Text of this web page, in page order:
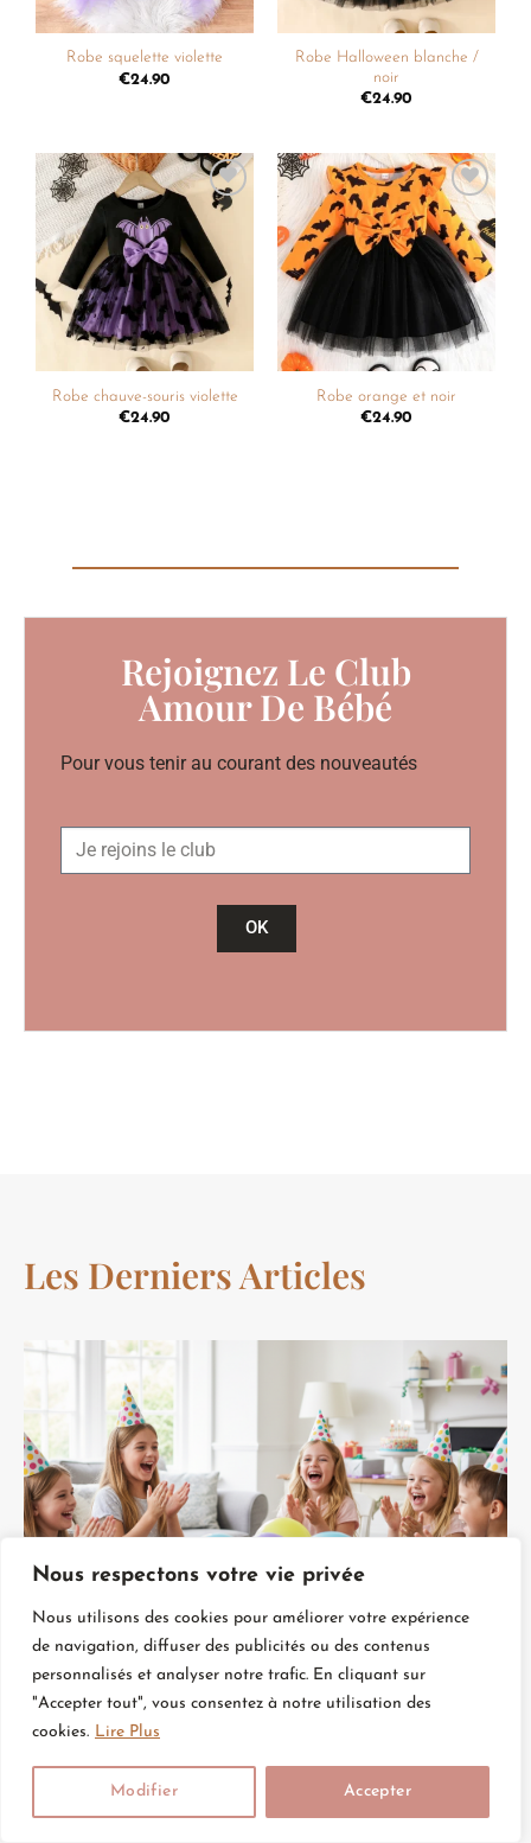
Nous respectons votre vie privée
Nous utilisons des cookies pour améliorer votre expérience
de navigation, diffuser des publicités ou des contenus
personnalisés et analyser notre trafic. En cliquant sur
"Accepter tout", vous consentez à notre utilisation des
cookies. Lire Plus
Modifier Accepter
Robe squelette violette
€24.90
Robe Halloween blanche /
noir
€24.90
Ajouter
liste de
souhaits
Robe chauve-souris violette
€24.90
Ajouter
à la
liste de
souhaits
Robe orange et noir
€24.90
Rejoignez Le Club
Amour De Bébé
Pour vous tenir au courant des nouveautés
OK
Les Derniers Articles
Animation Anniversaire Enfant : Comment
Créer Une Fête Magique Et Mémorable